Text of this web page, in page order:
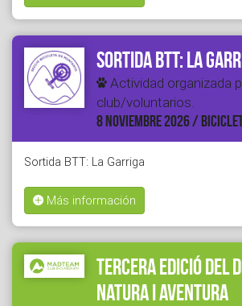
Sortida BTT: La
Actividad organizada
club/voluntarios.
8 NOVIEMBRE 2026 /
Sortida BTT: La Garriga
Más información
Tercera edició del
Natura i Aventura